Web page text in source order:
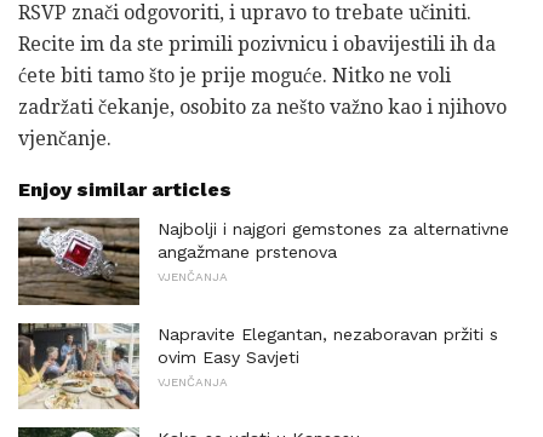
RSVP znači odgovoriti, i upravo to trebate učiniti.
Recite im da ste primili pozivnicu i obavijestili ih da
ćete biti tamo što je prije moguće. Nitko ne voli
zadržati čekanje, osobito za nešto važno kao i njihovo
vjenčanje.
Enjoy similar articles
Najbolji i najgori gemstones za alternativne
angažmane prstenova
VJENČANJA
Napravite Elegantan, nezaboravan pržiti s
ovim Easy Savjeti
VJENČANJA